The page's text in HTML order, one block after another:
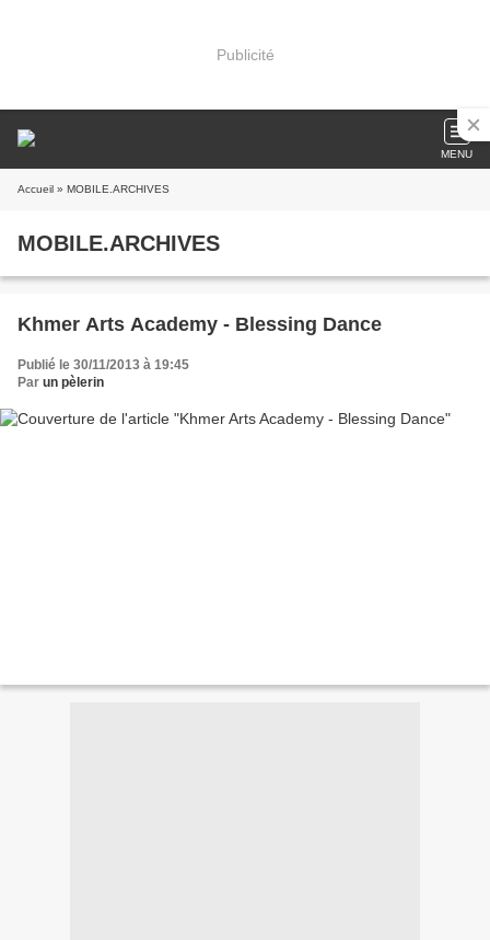
Publicité
MENU
Accueil » MOBILE.ARCHIVES
MOBILE.ARCHIVES
Khmer Arts Academy - Blessing Dance
Publié le 30/11/2013 à 19:45
Par un pèlerin